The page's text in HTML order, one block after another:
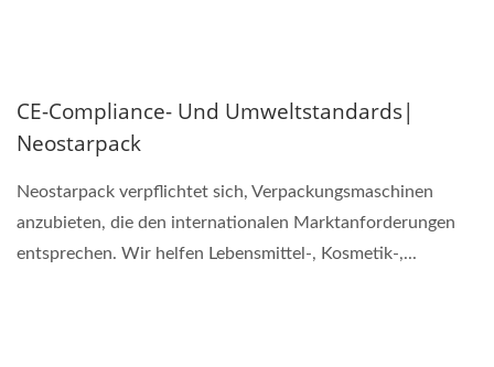
CE-Compliance- Und Umweltstandards|
Neostarpack
Neostarpack verpflichtet sich, Verpackungsmaschinen
anzubieten, die den internationalen Marktanforderungen
entsprechen. Wir helfen Lebensmittel-, Kosmetik-,...